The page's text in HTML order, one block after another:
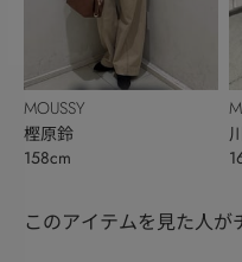
MOUSSY
樫原鈴
158cm
このアイテムを見た人